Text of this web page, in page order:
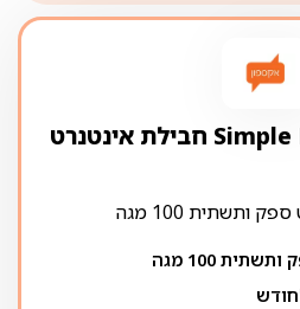
018 אקספון ‏- ‏Simple Net חבילת אינטנרט
ותשתית 100 מגה
100 מגה